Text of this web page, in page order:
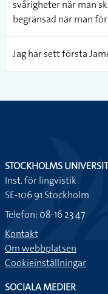
svårigheter när man
begränsad när man
Jag har sett första
STOCKHOLMS
Inst. för lingvistik
SE-106 91 Stockholm
Telefon: 08-16 23 47
Kontakt
Om webbplatsen
Cookieinställningar
SOCIALA MEDIER